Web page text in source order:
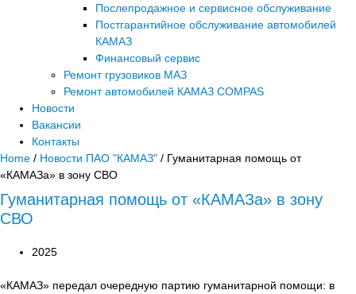
Послепродажное и сервисное обслуживание
Постгарантийное обслуживание автомобилей
КАМАЗ
Финансовый сервис
Ремонт грузовиков МАЗ
Ремонт автомобилей КАМАЗ COMPAS
Новости
Вакансии
Контакты
Home / Новости ПАО "КАМАЗ" / Гуманитарная помощь от
«КАМАЗа» в зону СВО
Гуманитарная помощь от «КАМАЗа» в зону
СВО
2025
«КАМАЗ» передал очередную партию гуманитарной помощи: в